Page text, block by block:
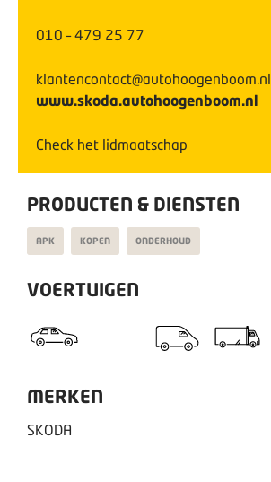
010 – 479 25 77
klantencontact@autohoogenboom.nl
www.skoda.autohoogenboom.nl
Check het lidmaatschap
PRODUCTEN & DIENSTEN
APK KOPEN ONDERHOUD
VOERTUIGEN
MERKEN
SKODA